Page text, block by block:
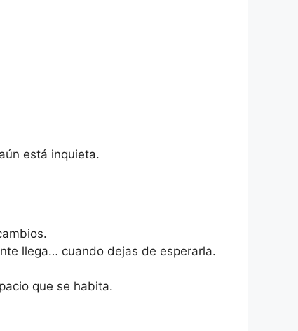
está inquieta.
llega… cuando dejas de esperarla.
que se habita.